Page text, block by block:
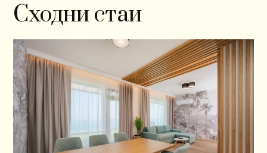
Сходни стаи